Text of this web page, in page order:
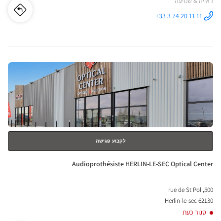
התקשר לחנות
Center ב
+33 3 74 20 11 11 לו"ז
לחץ
ENTER
נוסף
לקבוע פגישה
חנות:
Audioprothésiste HERLIN-LE-SEC Optical Center
500, rue de St Pol
62130 Herlin-le-sec
סגור כעת